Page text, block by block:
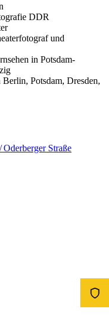
DDR
und
in Potsdam-
Potsdam, Dresden,
Straße